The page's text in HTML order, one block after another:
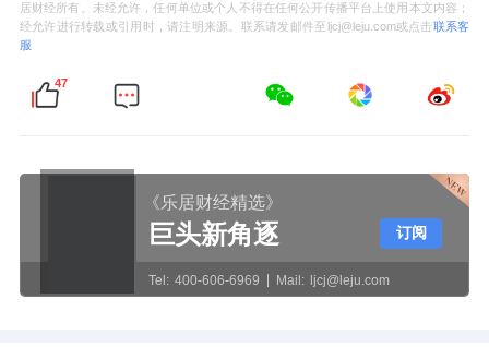
“从数据来看，扬州的二手住宅销售价格指数环
比一直比较稳定，同比涨幅虽然持续扩大，但
仍在合理、可控范围内。
份市场行情攀升，当月价格指数涨幅比2月扩大
0.3个百分点；4月成交虽然依旧保持高位，但
价格指数涨幅未有变化；5月市场热度小幅下
降，价格指数涨幅顺势回落，涨幅变动对应成
居财经所有。未经允许，任何单位或个人不得在任何公开传播平台上使用本文内容；
经允许进行转载或引用时，请注明来源。联系请发邮件至ljcj@leju.com或点击联系客
服
47
《乐居财经精选》
巨头新角逐
Tel: 400-606-6969 Mail: ljcj@leju.com
订阅